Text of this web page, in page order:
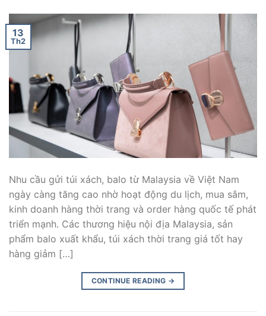
13
Th2
Nhu cầu gửi túi xách, balo từ Malaysia về Việt Nam
ngày càng tăng cao nhờ hoạt động du lịch, mua sắm,
kinh doanh hàng thời trang và order hàng quốc tế phát
triển mạnh. Các thương hiệu nội địa Malaysia, sản
phẩm balo xuất khẩu, túi xách thời trang giá tốt hay
hàng giảm […]
CONTINUE READING →